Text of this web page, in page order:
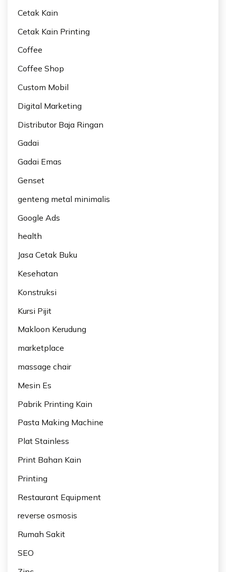
Cetak Kain
Cetak Kain Printing
Coffee
Coffee Shop
Custom Mobil
Digital Marketing
Distributor Baja Ringan
Gadai
Gadai Emas
Genset
genteng metal minimalis
Google Ads
health
Jasa Cetak Buku
Kesehatan
Konstruksi
Kursi Pijit
Makloon Kerudung
marketplace
massage chair
Mesin Es
Pabrik Printing Kain
Pasta Making Machine
Plat Stainless
Print Bahan Kain
Printing
Restaurant Equipment
reverse osmosis
Rumah Sakit
SEO